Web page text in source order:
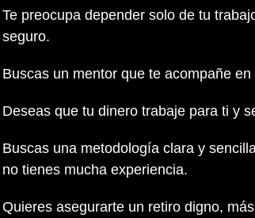
Te preocupa depender solo de tu
seguro.
Buscas un mentor que te acompañe
Deseas que tu dinero trabaje para ti y
Buscas una metodología clara y
no tienes mucha experiencia.
Quieres asegurarte un retiro digno,